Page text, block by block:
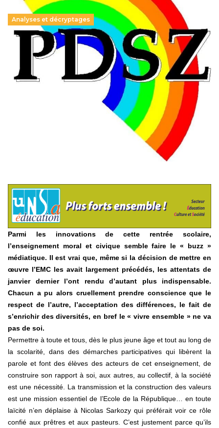
Analyses et décryptages
Hongrie : du changement pour les politiques
éducatives, aussi !
25 juin 2026
En Hongrie, le conservateur Peter Magyar et son parti
Tisza "Respect et liberté" ont remporté une large victoire,
contre le premier ministre sortant, Viktor Orban,…
Parmi les innovations de cette rentrée scolaire,
l’enseignement moral et civique semble faire le « buzz »
médiatique. Il est vrai que, même si la décision de mettre en
œuvre l’EMC les avait largement précédés, les attentats de
janvier dernier l’ont rendu d’autant plus indispensable.
Chacun a pu alors cruellement prendre conscience que le
respect de l’autre, l’acceptation des différences, le fait de
s’enrichir des diversités, en bref le « vivre ensemble » ne va
pas de soi.
Permettre à toute et tous, dès le plus jeune âge et tout au long de
la scolarité, dans des démarches participatives qui libèrent la
parole et font des élèves des acteurs de cet enseignement, de
construire son rapport à soi, aux autres, au collectif, à la société
est une nécessité. La transmission et la construction des valeurs
est une mission essentiel de l’Ecole de la République… en toute
laïcité n’en déplaise à Nicolas Sarkozy qui préférait voir ce rôle
confié aux prêtres et aux pasteurs. C’est justement parce qu’ils